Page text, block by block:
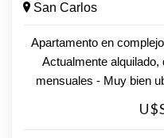
San Carlos
Apartamento en
Actualmente alquilado,
mensuales - Muy bien
ciudad, centros de
Dormitorios 1 Baño